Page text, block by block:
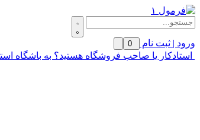
ورود | ثبت نام 0
استادکار یا صاحب فروشگاه هستید؟ به باشگاه